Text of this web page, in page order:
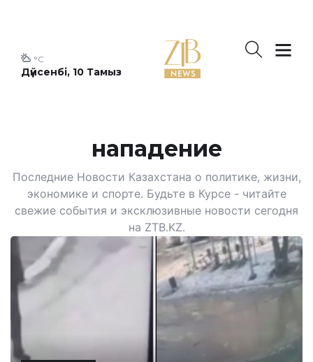
Дүйсенбі, 10 Тамыз
°C
нападение
Последние Новости Казахстана о политике, жизни,
экономике и спорте. Будьте в Курсе - читайте
свежие события и эксклюзивные новости сегодня
на ZTB.KZ.